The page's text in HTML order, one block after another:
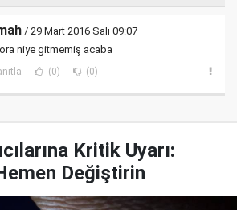
/ 29 Mart 2016 Salı 09:07
niye gitmemiş acaba
(0) (0)
Kritik Uyarı:
Değiştirin